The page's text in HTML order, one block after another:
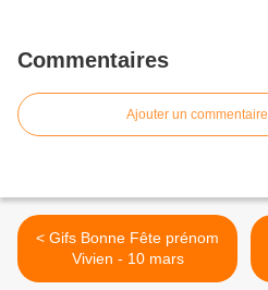
Commentaires
Ajouter un commentaire
< Gifs Bonne Fête prénom
Vivien - 10 mars